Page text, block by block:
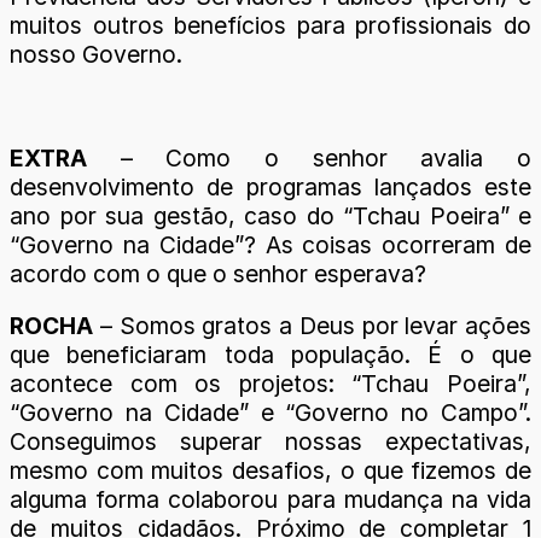
muitos outros benefícios para profissionais do
nosso Governo.
EXTRA – Como o senhor avalia o
desenvolvimento de programas lançados este
ano por sua gestão, caso do “Tchau Poeira” e
“Governo na Cidade”? As coisas ocorreram de
acordo com o que o senhor esperava?
ROCHA – Somos gratos a Deus por levar ações
que beneficiaram toda população. É o que
acontece com os projetos: “Tchau Poeira”,
“Governo na Cidade” e “Governo no Campo”.
Conseguimos superar nossas expectativas,
mesmo com muitos desafios, o que fizemos de
alguma forma colaborou para mudança na vida
de muitos cidadãos. Próximo de completar 1